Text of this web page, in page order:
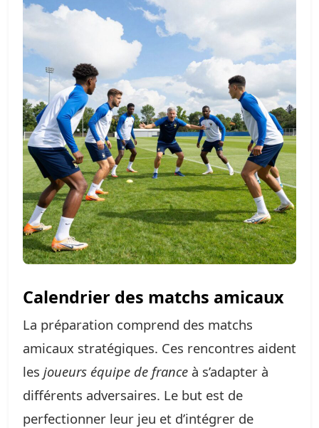
Calendrier des matchs amicaux
La préparation comprend des matchs
amicaux stratégiques. Ces rencontres aident
les joueurs équipe de france à s’adapter à
différents adversaires. Le but est de
perfectionner leur jeu et d’intégrer de